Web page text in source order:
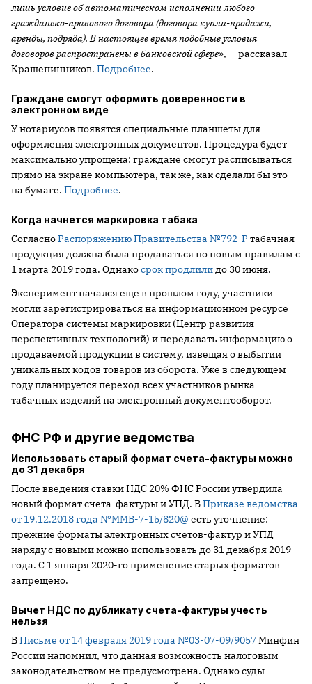
лишь условие об автоматическом исполнении любого
гражданско-правового договора (договора купли-продажи,
аренды, подряда). В настоящее время подобные условия
договоров распространены в банковской сфере», — рассказал
Крашенинников. Подробнее.
Граждане смогут оформить доверенности в
электронном виде
У нотариусов появятся специальные планшеты для
оформления электронных документов. Процедура будет
максимально упрощена: граждане смогут расписываться
прямо на экране компьютера, так же, как сделали бы это
на бумаге. Подробнее.
Когда начнется маркировка табака
СогласноРаспоряжению Правительства №792-Р табачная
продукция должна была продаваться по новым правилам с
1 марта 2019 года. Однакосрок продлилидо 30 июня.
Эксперимент начался еще в прошлом году, участники
могли зарегистрироваться на информационном ресурсе
Оператора системы маркировки (Центр развития
перспективных технологий) и передавать информацию о
продаваемой продукции в систему, извещая о выбытии
уникальных кодов товаров из оборота. Уже в следующем
году планируется переход всех участников рынка
табачных изделий на электронный документооборот.
ФНС РФ и другие ведомства
Использовать старый формат счета-фактуры можно
до 31 декабря
После введения ставки НДС 20% ФНС России утвердила
новый формат счета-фактуры и УПД. ВПриказе ведомства
от 19.12.2018 года №ММВ-7-15/820@ есть уточнение:
прежние форматы электронных счетов-фактур и УПД
наряду с новыми можно использовать до 31 декабря 2019
года. С 1 января 2020-го применение старых форматов
запрещено.
Вычет НДС по дубликату счета-фактуры учесть
нельзя
ВПисьме от 14 февраля 2019 года №03-07-09/9057Минфин
России напомнил, что данная возможность налоговым
законодательством не предусмотрена. Однако суды